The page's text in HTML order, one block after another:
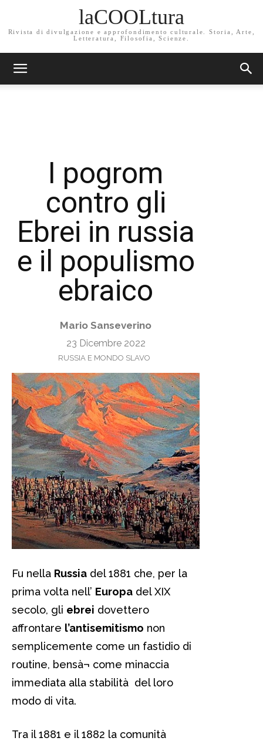
laCOOLtura
Rivista di divulgazione e approfondimento culturale. Storia, Arte,
Letteratura, Filosofia, Scienze.
I pogrom
contro gli
Ebrei in russia
e il populismo
ebraico
Mario Sanseverino
23 Dicembre 2022
RUSSIA E MONDO SLAVO
Fu nella Russia del 1881 che, per la
prima volta nell’ Europa del XIX
secolo, gli ebrei dovettero
affrontare l’antisemitismo non
semplicemente come un fastidio di
routine, bensà¬ come minaccia
immediata alla stabilità del loro
modo di vita.
Tra il 1881 e il 1882 la comunità